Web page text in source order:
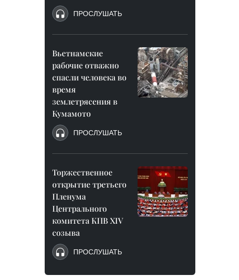
ПРОСЛУШАТЬ
Вьетнамские
рабочие отважно
спасли человека во
время
землетрясения в
Кумамото
ПРОСЛУШАТЬ
Торжественное
открытие третьего
Пленума
Центрального
комитета КПВ XIV
созыва
ПРОСЛУШАТЬ